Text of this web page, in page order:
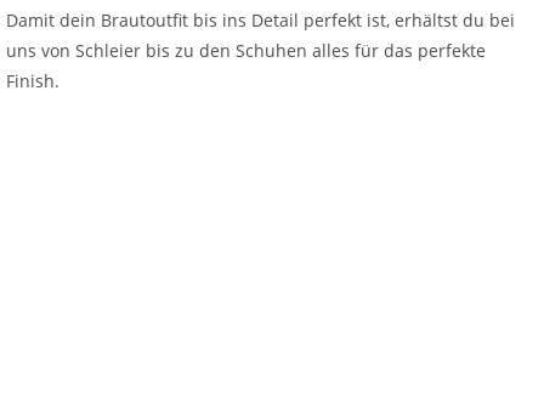
Damit dein Brautoutfit bis ins Detail perfekt ist, erhältst du bei
uns von Schleier bis zu den Schuhen alles für das perfekte
Finish.